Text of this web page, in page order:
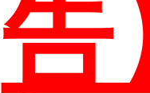
告